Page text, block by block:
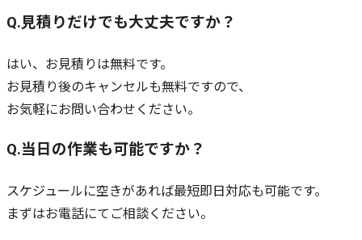
Q.見積りだけでも大丈夫ですか？
はい、お見積りは無料です。
お見積り後のキャンセルも無料ですので、
お気軽にお問い合わせください。
Q.当日の作業も可能ですか？
スケジュールに空きがあれば最短即日対応も可能です。
まずはお電話にてご相談ください。